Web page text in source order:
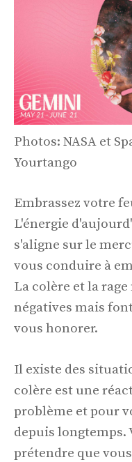
Photos: NASA et
Yourtango
Embrassez votre
L'énergie
s'aligne sur le
vous conduire à
La colère et la
négatives mais
vous honorer.
Il existe des
colère est une
problème et pour
depuis longtemps.
prétendre que